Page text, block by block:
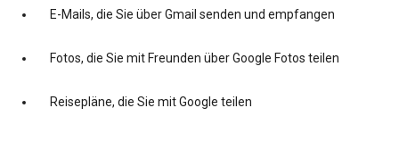
E-Mails, die Sie über Gmail senden und empfangen
Fotos, die Sie mit Freunden über Google Fotos teilen
Reisepläne, die Sie mit Google teilen